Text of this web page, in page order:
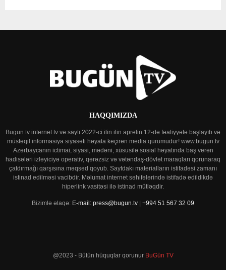
HAQQIMIZDA
Bugun.tv internet tv və saytı 2022-ci ilin ilin aprelin 12-də fəaliyyətə başlayıb və
müstəqil informasiya siyasəti həyata keçirən media qurumudur! www.bugun.tv
Azərbaycanın ictimai, siyasi, mədəni, xüsusilə sosial həyatında baş verən
hadisələri izləyiciyə operativ, qərəzsiz və vətəndaş-dövlət maraqları qorunaraq
çatdırmağı qarşısına məqsəd qoyub. Saytdakı materialların istifadəsi zamanı
istinad edilməsi vacibdir. Məlumat internet səhifələrində istifadə edildikdə
hiperlink vasitəsi ilə istinad mütləqdir.
Bizimlə əlaqə: E-mail: press@bugun.tv | +994 51 567 32 09
@2023 - Bütün hüquqlar qorunur BuGün TV